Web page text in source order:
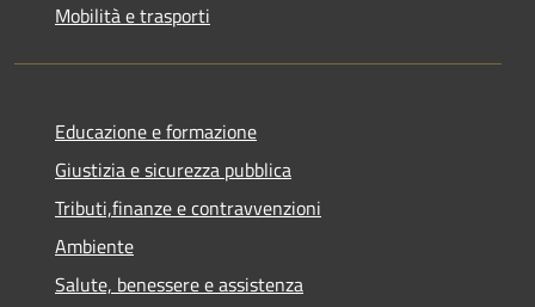
Mobilità e trasporti
Educazione e formazione
Giustizia e sicurezza pubblica
Tributi,finanze e contravvenzioni
Ambiente
Salute, benessere e assistenza